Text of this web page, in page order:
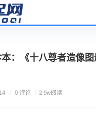
：《十八尊者造像
/ 0 评论 / 2.9w阅读